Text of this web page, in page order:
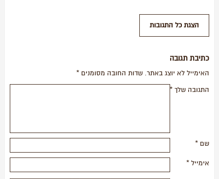
כתיבת תגובה
האימייל לא יוצג באתר. שדות החובה מסומנים *
התגובה שלך *
שם *
אימייל *